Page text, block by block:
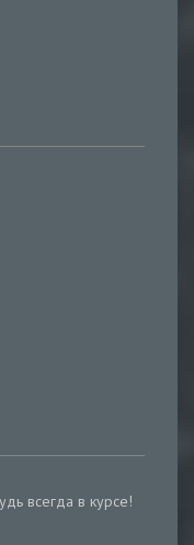
всегда в курсе!